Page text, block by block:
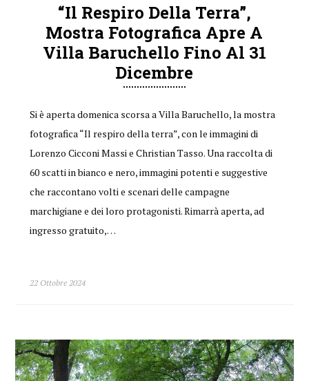
“Il Respiro Della Terra”,
Mostra Fotografica Apre A
Villa Baruchello Fino Al 31
Dicembre
Si è aperta domenica scorsa a Villa Baruchello, la mostra
fotografica “Il respiro della terra”, con le immagini di
Lorenzo Cicconi Massi e Christian Tasso. Una raccolta di
60 scatti in bianco e nero, immagini potenti e suggestive
che raccontano volti e scenari delle campagne
marchigiane e dei loro protagonisti. Rimarrà aperta, ad
ingresso gratuito,…
22 Ottobre 2024